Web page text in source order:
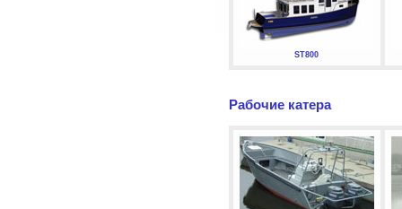
ST800
Рабочие катера